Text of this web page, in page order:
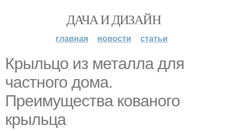
ДАЧА И ДИЗАЙН
главная новости статьи
Крыльцо из металла для
частного дома.
Преимущества кованого
крыльца